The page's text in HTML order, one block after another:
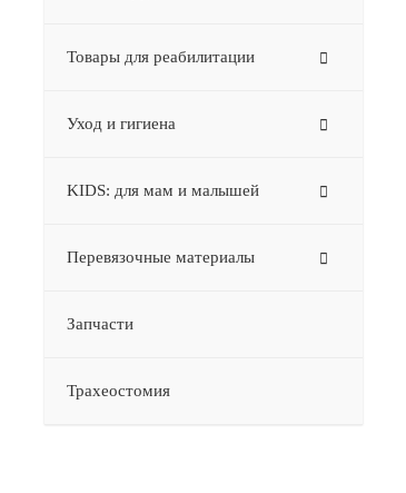
Товары для реабилитации
Уход и гигиена
KIDS: для мам и малышей
Перевязочные материалы
Запчасти
Трахеостомия